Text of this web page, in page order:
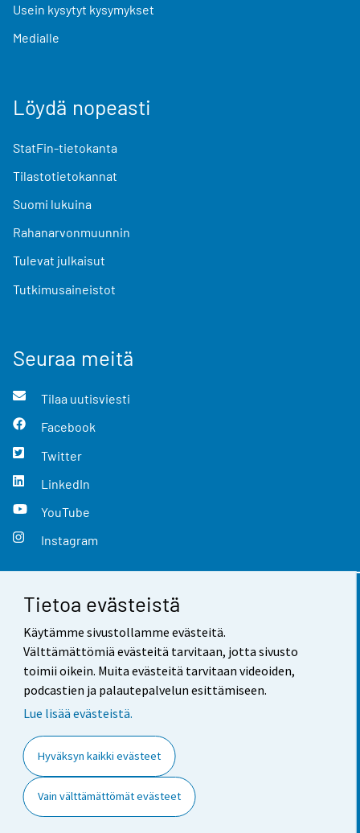
Tietoa evästeistä
Käytämme sivustollamme evästeitä.
Välttämättömiä evästeitä tarvitaan, jotta sivusto
toimii oikein. Muita evästeitä tarvitaan videoiden,
podcastien ja palautepalvelun esittämiseen.
Lue lisää evästeistä.
Hyväksyn kaikki evästeet
Vain välttämättömät evästeet
Usein kysytyt kysymykset
Medialle
Löydä nopeasti
StatFin-tietokanta
Tilastotietokannat
Suomi lukuina
Rahanarvonmuunnin
Tulevat julkaisut
Tutkimusaineistot
Seuraa meitä
Tilaa uutisviesti
Facebook
Twitter
LinkedIn
YouTube
Instagram
Yhteystiedot
Palaute
Käyttöehdot
Saavutettavuus
Tietoa sivustosta
Evästeasetukset